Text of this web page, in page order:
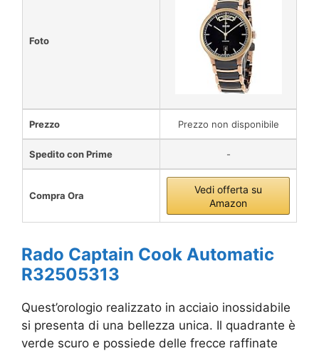
Foto
Prezzo Prezzo non disponibile
Spedito con Prime -
Compra Ora
Vedi offerta su
Amazon
Rado Captain Cook Automatic
R32505313
Quest’orologio realizzato in acciaio inossidabile
si presenta di una bellezza unica. Il quadrante è
verde scuro e possiede delle frecce raffinate